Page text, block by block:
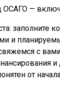
ОСАГО —
заполните
и
с
от